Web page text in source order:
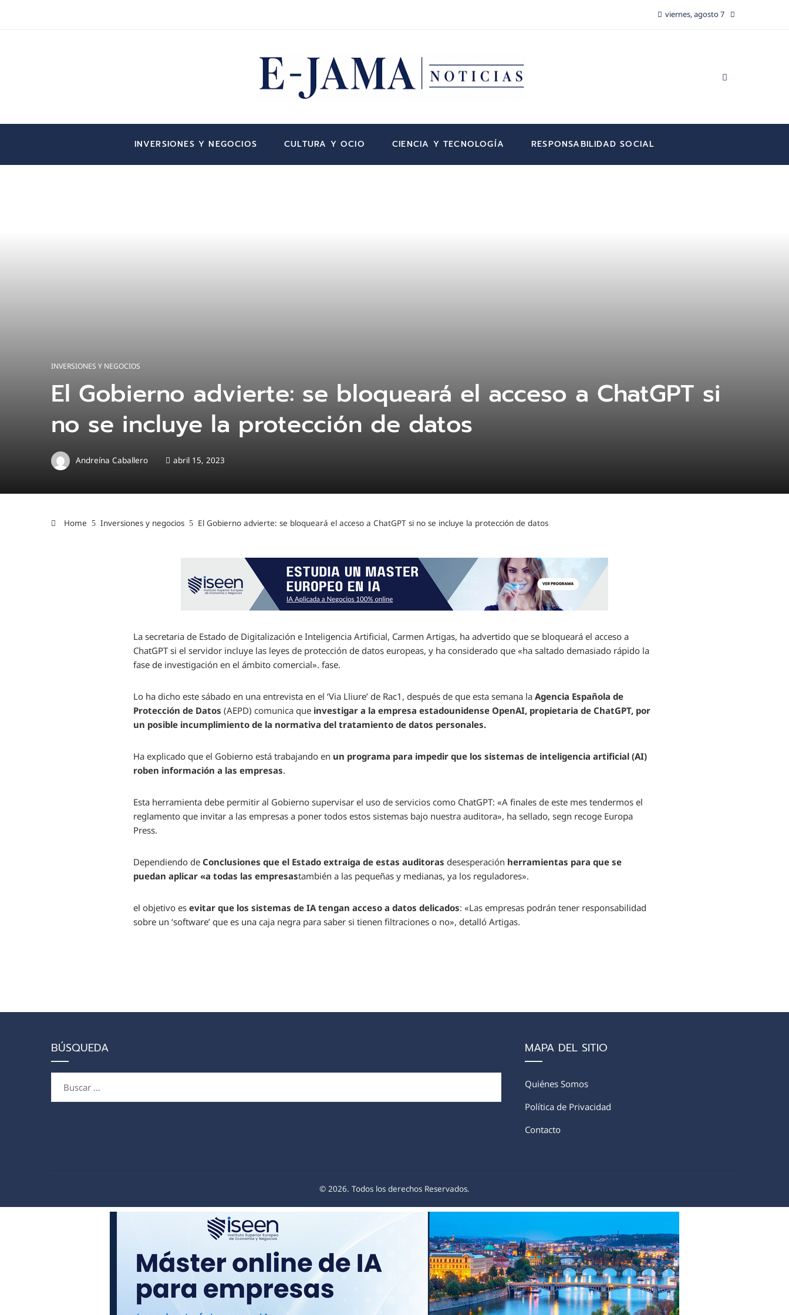
viernes, agosto 7
INVERSIONES Y NEGOCIOS CULTURA Y OCIO CIENCIA Y TECNOLOGÍA RESPONSABILIDAD SOCIAL
INVERSIONES Y NEGOCIOS
El Gobierno advierte: se bloqueará el acceso a ChatGPT si
no se incluye la protección de datos
Andreína Caballero abril 15, 2023
Home Inversiones y negocios El Gobierno advierte: se bloqueará el acceso a ChatGPT si no se incluye la protección de datos
La secretaria de Estado de Digitalización e Inteligencia Artificial, Carmen Artigas, ha advertido que se bloqueará el acceso a
ChatGPT si el servidor incluye las leyes de protección de datos europeas, y ha considerado que «ha saltado demasiado rápido la
fase de investigación en el ámbito comercial». fase.
Lo ha dicho este sábado en una entrevista en el ‘Via Lliure’ de Rac1, después de que esta semana laAgencia Española de
Protección de Datos (AEPD) comunica que investigar a la empresa estadounidense OpenAI, propietaria de ChatGPT, por
un posible incumplimiento de la normativa del tratamiento de datos personales.
Ha explicado que el Gobierno está trabajando en un programa para impedir que los sistemas de inteligencia artificial (AI)
roben información a las empresas.
Esta herramienta debe permitir al Gobierno supervisar el uso de servicios como ChatGPT: «A finales de este mes tendermos el
reglamento que invitar a las empresas a poner todos estos sistemas bajo nuestra auditora», ha sellado, segn recoge Europa
Press.
Dependiendo deConclusiones que el Estado extraiga de estas auditoras desesperación herramientas para que se
puedan aplicar «a todas las empresastambién a las pequeñas y medianas, ya los reguladores».
el objetivo esevitar que los sistemas de IA tengan acceso a datos delicados: «Las empresas podrán tener responsabilidad
sobre un ‘software’ que es una caja negra para saber si tienen filtraciones o no», detalló Artigas.
BÚSQUEDA MAPA DEL SITIO
Quiénes Somos
Política de Privacidad
Contacto
© 2026. Todos los derechos Reservados.